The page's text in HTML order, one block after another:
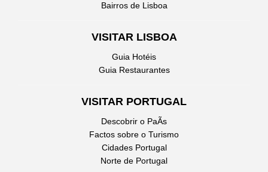
Bairros de Lisboa
VISITAR LISBOA
Guia Hotéis
Guia Restaurantes
VISITAR PORTUGAL
Descobrir o PaÃ­s
Factos sobre o Turismo
Cidades Portugal
Norte de Portugal